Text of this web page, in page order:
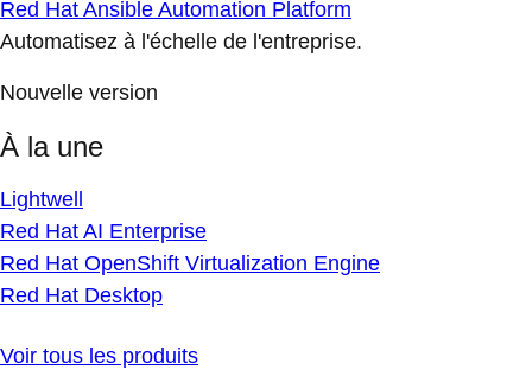
Red Hat Ansible Automation Platform
Automatisez à l'échelle de l'entreprise.
Nouvelle version
À la une
Lightwell
Red Hat AI Enterprise
Red Hat OpenShift Virtualization Engine
Red Hat Desktop
Voir tous les produits